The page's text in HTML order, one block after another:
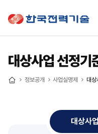
대상사업 선정기
정보공개 사업실명제 대상
대상사